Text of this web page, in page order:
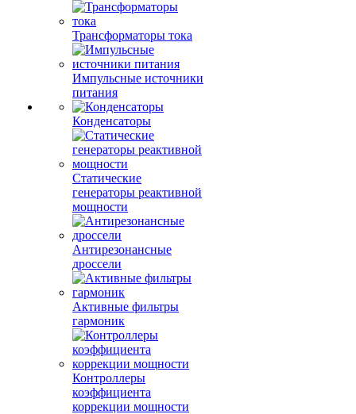
Трансформаторы тока
Импульсные источники
питания
Конденсаторы
Статические
генераторы реактивной
мощности
Антирезонансные
дроссели
Активные фильтры
гармоник
Контроллеры
коэффициента
коррекции мощности